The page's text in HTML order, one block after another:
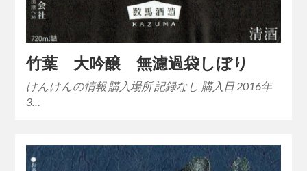
竹葉 大吟醸 無濾過袋しぼり
けんけんの情報 購入場所 記録なし 購入日 2016年
3…